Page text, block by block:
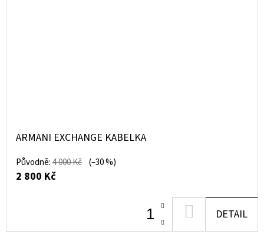
ARMANI EXCHANGE KABELKA
Původně:4 000 Kč (–30 %)
2 800 Kč
KOŠÍKU
DETAIL